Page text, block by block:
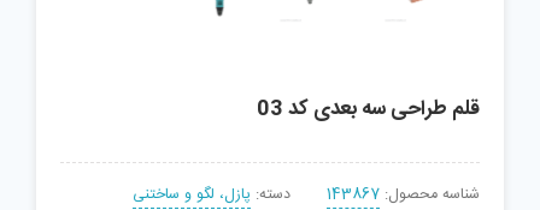
قلم طراحی سه بعدی کد 03
شناسه محصول: 143867 دسته: پازل، لگو و ساختنی